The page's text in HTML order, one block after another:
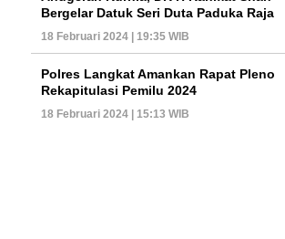
Bergelar Datuk Seri Duta Paduka Raja
18 Februari 2024 | 19:35 WIB
Polres Langkat Amankan Rapat Pleno
Rekapitulasi Pemilu 2024
18 Februari 2024 | 15:13 WIB